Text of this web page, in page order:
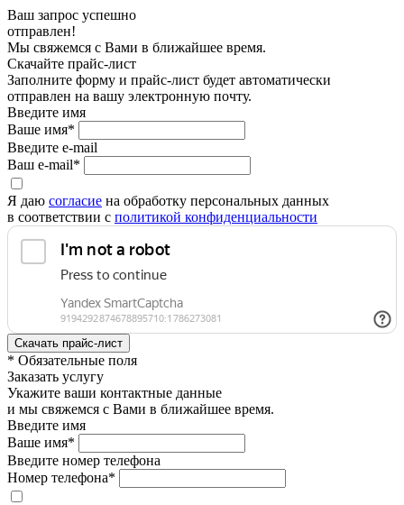
Ваш запрос успешно
отправлен!
Мы свяжемся с Вами в ближайшее время.
Скачайте прайс-лист
Заполните форму и прайс-лист будет автоматически
отправлен на вашу электронную почту.
Введите имя
Ваше имя*
Введите e-mail
Ваш e-mail*
Я даю согласие на обработку персональных данных
в соответствии с политикой конфиденциальности
* Обязательные поля
Заказать услугу
Укажите ваши контактные данные
и мы свяжемся с Вами в ближайшее время.
Введите имя
Ваше имя*
Введите номер телефона
Номер телефона*